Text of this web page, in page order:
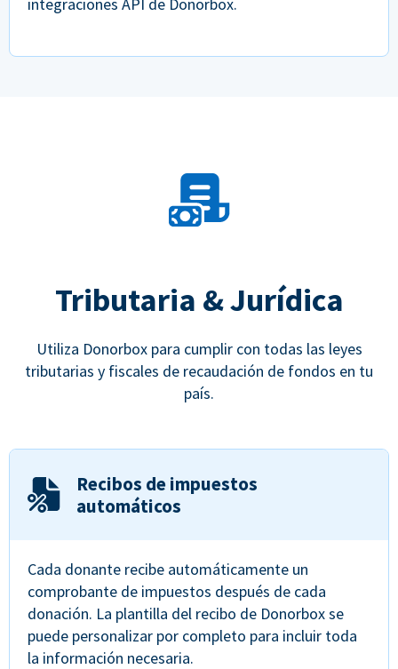
Tributaria & Jurídica
Utiliza Donorbox para cumplir con todas las leyes
tributarias y fiscales de recaudación de fondos en tu
país.
Recibos de impuestos
automáticos
Cada donante recibe automáticamente un
comprobante de impuestos después de cada
donación. La plantilla del recibo de Donorbox se
puede personalizar por completo para incluir toda
la información necesaria.